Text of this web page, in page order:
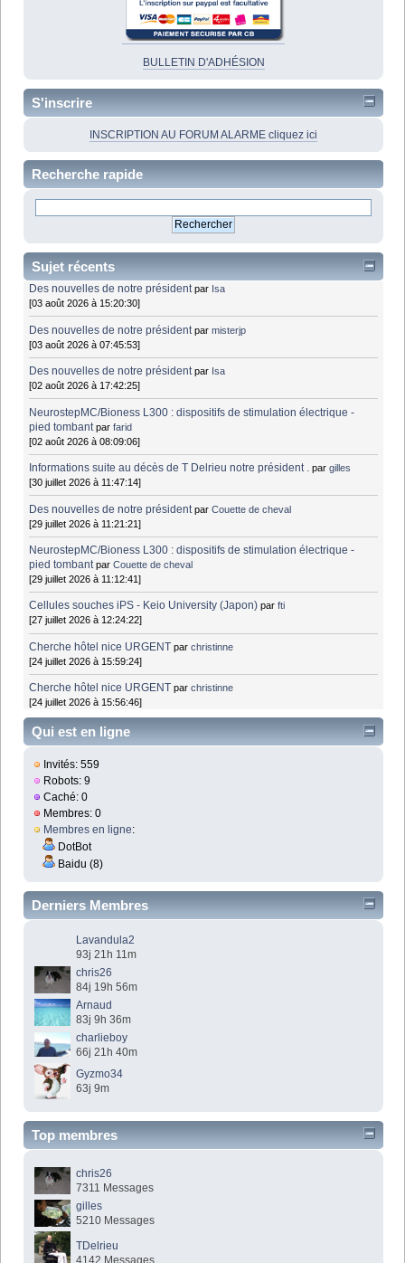
BULLETIN D'ADHÉSION
S'inscrire
INSCRIPTION AU FORUM ALARME cliquez ici
Recherche rapide
Sujet récents
Des nouvelles de notre président par Isa
[03 août 2026 à 15:20:30]
Des nouvelles de notre président parmisterjp
[03 août 2026 à 07:45:53]
Des nouvelles de notre président par Isa
[02 août 2026 à 17:42:25]
NeurostepMC/Bioness L300 : dispositifs de stimulation électrique -
pied tombant parfarid
[02 août 2026 à 08:09:06]
Informations suite au décès de T Delrieu notre président . pargilles
[30 juillet 2026 à 11:47:14]
Des nouvelles de notre président parCouette de cheval
[29 juillet 2026 à 11:21:21]
NeurostepMC/Bioness L300 : dispositifs de stimulation électrique -
pied tombant parCouette de cheval
[29 juillet 2026 à 11:12:41]
Cellules souches iPS - Keio University (Japon) parfti
[27 juillet 2026 à 12:24:22]
Cherche hôtel nice URGENT parchristinne
[24 juillet 2026 à 15:59:24]
Cherche hôtel nice URGENT parchristinne
[24 juillet 2026 à 15:56:46]
Qui est en ligne
Invités: 559
Robots: 9
Caché: 0
Membres: 0
Membres en ligne:
DotBot
Baidu (8)
Derniers Membres
Lavandula2
93j 21h 11m
chris26
84j 19h 56m
Arnaud
83j 9h 36m
charlieboy
66j 21h 40m
Gyzmo34
63j 9m
Top membres
chris26
7311 Messages
gilles
5210 Messages
TDelrieu
4142 Messages